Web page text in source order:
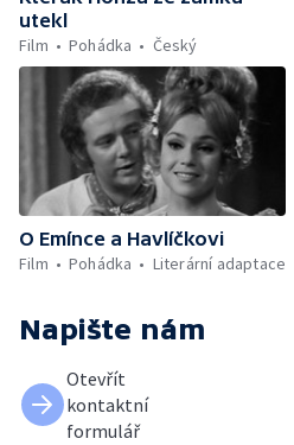
utekl
Film
Pohádka Český
O Emínce a Havlíčkovi
Film
Pohádka Literární adaptace
Napište nám
Otevřít
kontaktní
formulář